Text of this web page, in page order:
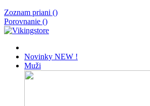
Zoznam priani ()
Porovnanie ()
Novinky NEW !
Muži